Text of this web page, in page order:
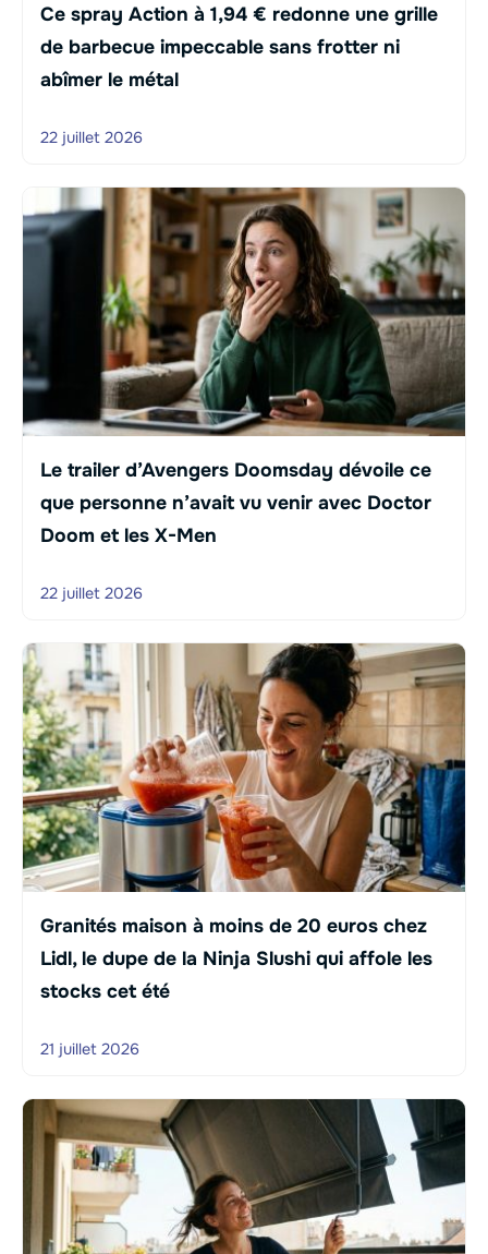
Ce spray Action à 1,94 € redonne une grille
de barbecue impeccable sans frotter ni
abîmer le métal
22 juillet 2026
Le trailer d’Avengers Doomsday dévoile ce
que personne n’avait vu venir avec Doctor
Doom et les X-Men
22 juillet 2026
Granités maison à moins de 20 euros chez
Lidl, le dupe de la Ninja Slushi qui affole les
stocks cet été
21 juillet 2026